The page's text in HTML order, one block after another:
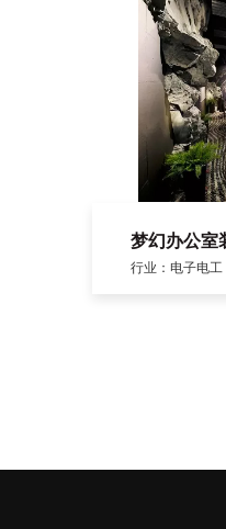
梦幻办公室
行业：电子电工